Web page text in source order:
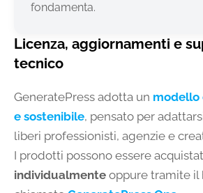
fondamenta.
Licenza, aggiornamenti e
tecnico
GeneratePress adotta un modello
e sostenibile, pensato per
liberi professionisti, agenzie e
I prodotti possono essere
individualmente oppure tramite